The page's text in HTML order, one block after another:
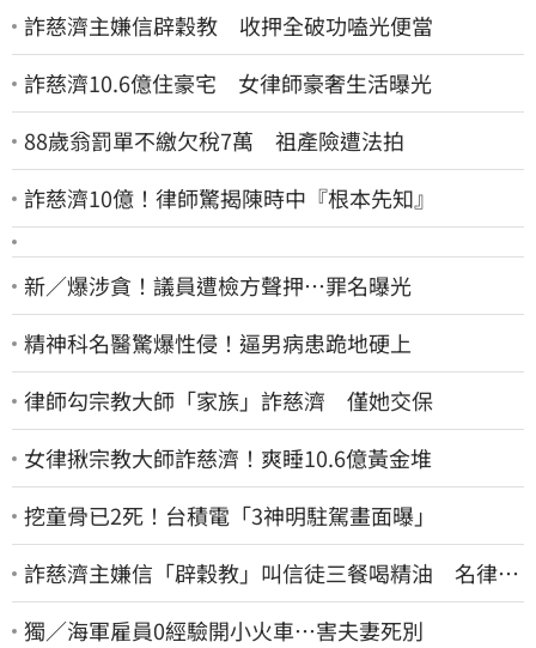
詐慈濟主嫌信辟穀教 收押全破功嗑光便當
詐慈濟10.6億住豪宅 女律師豪奢生活曝光
88歲翁罰單不繳欠稅7萬 祖產險遭法拍
詐慈濟10億！律師驚揭陳時中『根本先知』
新／爆涉貪！議員遭檢方聲押…罪名曝光
精神科名醫驚爆性侵！逼男病患跪地硬上
律師勾宗教大師「家族」詐慈濟 僅她交保
女律揪宗教大師詐慈濟！爽睡10.6億黃金堆
挖童骨已2死！台積電「3神明駐駕畫面曝」
詐慈濟主嫌信「辟穀教」叫信徒三餐喝精油 名律乾
女兒卻吃鮑魚喝紅酒
獨／海軍雇員0經驗開小火車…害夫妻死別